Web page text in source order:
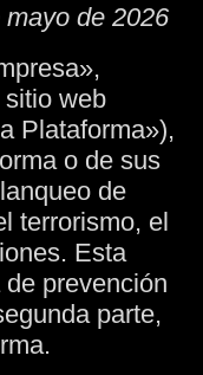
de 2026
web
Plataforma»),
o de sus
de
terrorismo, el
Esta
prevención
parte,